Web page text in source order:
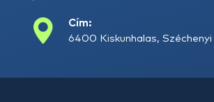
Cím:
6400 Kiskunhalas,